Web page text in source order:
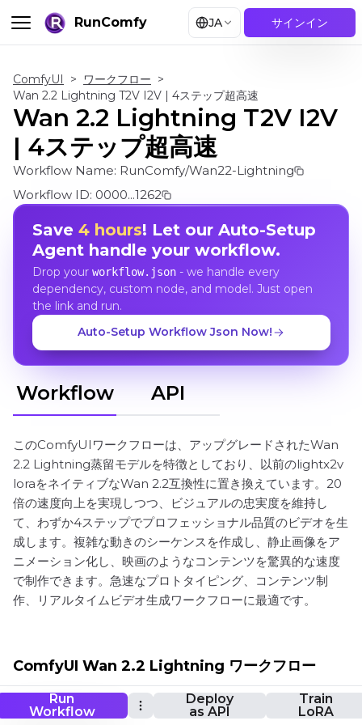
RunComfy JA サインイン
Run
Workflow
Deploy
as API
Train
LoRA
ComfyUI > ワークフロー >
Wan 2.2 Lightning T2V I2V | 4ステップ超高速
Wan 2.2 Lightning T2V I2V
| 4ステップ超高速
Workflow Name: RunComfy/Wan22-Lightning
Workflow ID: 0000...1262
Save 4 hours! Let our Auto-Setup
Agent handle your workflow.
Drop your workflow.json- we handle every
dependency, custom node, and model. Just open
the link and run.
Auto-Setup Workflow Json Now!
Workflow API
このComfyUIワークフローは、アップグレードされたWan
2.2 Lightning蒸留モデルを特徴としており、以前のlightx2v
loraをネイティブなWan 2.2互換性に置き換えています。20
倍の速度向上を実現しつつ、ビジュアルの忠実度を維持し
て、わずか4ステップでプロフェッショナル品質のビデオを生
成します。複雑な動きのシーケンスを作成し、静止画像をア
ニメーション化し、映画のようなコンテンツを驚異的な速度
で制作できます。急速なプロトタイピング、コンテンツ制
作、リアルタイムビデオ生成ワークフローに最適です。
ComfyUI Wan 2.2 Lightning ワークフロー